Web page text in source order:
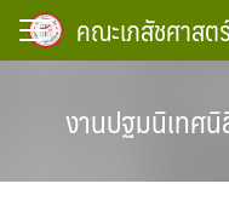
Skip
คณะเภสัชศาส
งานปฐมนิเทศ